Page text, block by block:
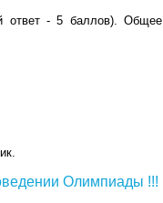
ответ - 5 баллов). Общее
Олимпиады !!!